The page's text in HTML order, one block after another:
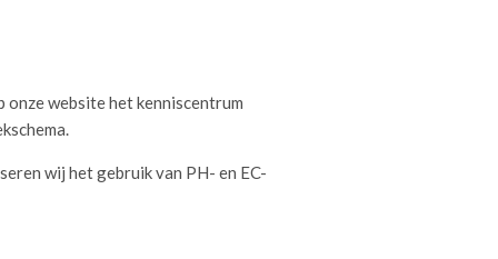
website het kenniscentrum
wij het gebruik van PH- en EC-